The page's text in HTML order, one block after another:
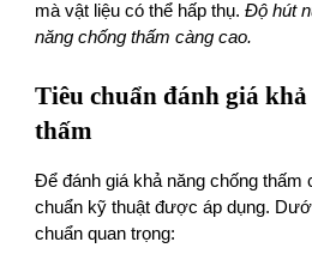
mà vật liệu có thể hấp thụ.Độ hút
năng chống thấm càng cao.
Tiêu chuẩn đánh giá
thấm
Để đánh giá khả năng chống thấm
chuẩn kỹ thuật được áp dụng.
chuẩn quan trọng: